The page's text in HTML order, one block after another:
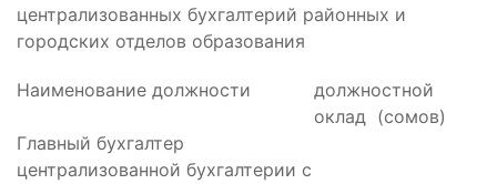
централизованных бухгалтерий районных и
городских отделов образования
Наименование должности
должностной
оклад (сомов)
Главный бухгалтер
централизованной бухгалтерии с